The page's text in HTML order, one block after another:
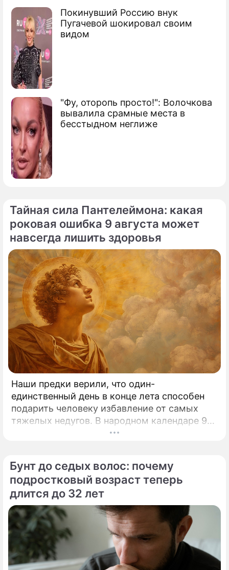
Покинувший Россию внук
Пугачевой шокировал своим
видом
"Фу, оторопь просто!": Волочкова
вывалила срамные места в
бесстыдном неглиже
Тайная сила Пантелеймона: какая
роковая ошибка 9 августа может
навсегда лишить здоровья
Наши предки верили, что один-
единственный день в конце лета способен
подарить человеку избавление от самых
тяжелых недугов. В народном календаре 9
августа занимает особое, почти
Бунт до седых волос: почему
подростковый возраст теперь
длится до 32 лет